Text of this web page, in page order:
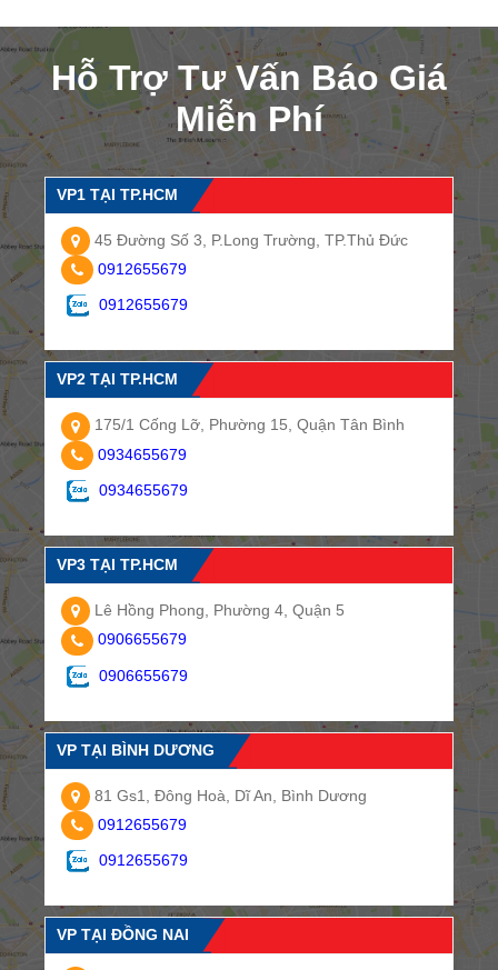
Hỗ Trợ Tư Vấn Báo Giá
Miễn Phí
VP1 TẠI TP.HCM
45 Đường Số 3, P.Long Trường, TP.Thủ Đức
0912655679
0912655679
VP2 TẠI TP.HCM
175/1 Cống Lỡ, Phường 15, Quận Tân Bình
0934655679
0934655679
VP3 TẠI TP.HCM
Lê Hồng Phong, Phường 4, Quận 5
0906655679
0906655679
VP TẠI BÌNH DƯƠNG
81 Gs1, Đông Hoà, Dĩ An, Bình Dương
0912655679
0912655679
VP TẠI ĐỒNG NAI